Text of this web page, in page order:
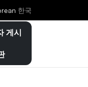
한국
게시